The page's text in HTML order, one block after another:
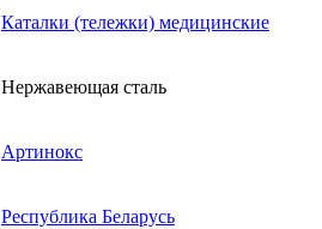
Каталки (тележки) медицинские
Нержавеющая сталь
Артинокс
Республика Беларусь